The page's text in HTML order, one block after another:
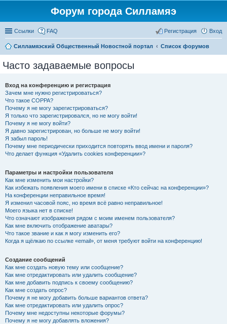
Форум города Силламяэ
Ссылки FAQ Вход
Регистрация
Силламяэский Общественный Новостной портал Список форумов
Часто задаваемые вопросы
Вход на конференцию и регистрация
Зачем мне нужно регистрироваться?
Что такое COPPA?
Почему я не могу зарегистрироваться?
Я только что зарегистрировался, но не могу войти!
Почему я не могу войти?
Я давно зарегистрирован, но больше не могу войти!
Я забыл пароль!
Почему мне периодически приходится повторять ввод имени и пароля?
Что делает функция «Удалить cookies конференции»?
Параметры и настройки пользователя
Как мне изменить мои настройки?
Как избежать появления моего имени в списке «Кто сейчас на конференции»?
На конференции неправильное время!
Я изменил часовой пояс, но время всё равно неправильное!
Моего языка нет в списке!
Что означают изображения рядом с моим именем пользователя?
Как мне включить отображение аватары?
Что такое звание и как я могу изменить его?
Когда я щёлкаю по ссылке «email», от меня требуют войти на конференцию!
Создание сообщений
Как мне создать новую тему или сообщение?
Как мне отредактировать или удалить сообщение?
Как мне добавить подпись к своему сообщению?
Как мне создать опрос?
Почему я не могу добавить больше вариантов ответа?
Как мне отредактировать или удалить опрос?
Почему мне недоступны некоторые форумы?
Почему я не могу добавлять вложения?